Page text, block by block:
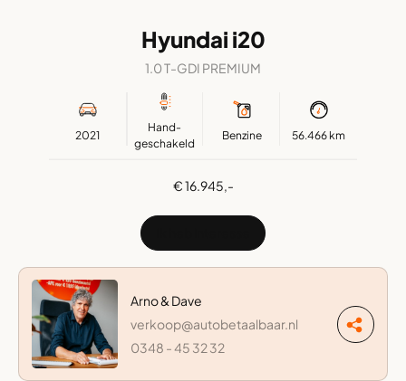
Hyundai i20
1.0 T-GDI PREMIUM
2021
Hand-
geschakeld
Benzine 56.466 km
€ 16.945,-
Arno & Dave
verkoop@autobetaalbaar.nl
0348 - 45 32 32